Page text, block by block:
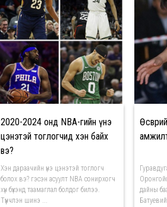
2020-2024 онд NBA-гийн үнэ
цэнэтэй тоглогчид хэн байх
вэ?
Хэн дараачийн үнэ цэнэтэй тоглогч
болох вэ? гэсэн асуулт NBA сонирхогч
хүн бүхэнд таамаглал болдог билээ.
Түүнчлэн шинэ ...
дайны